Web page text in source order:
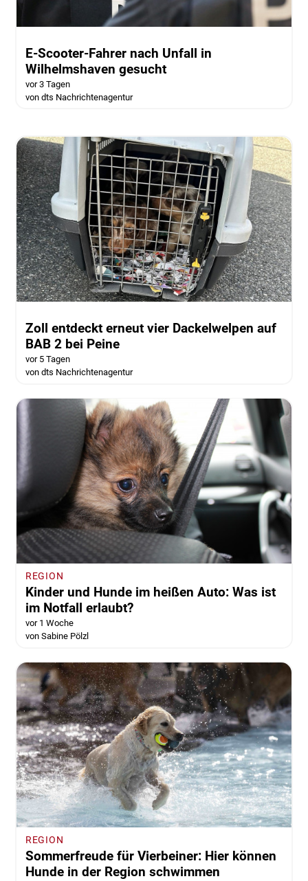
E-Scooter-Fahrer nach Unfall in
Wilhelmshaven gesucht
vor 3 Tagen
von dts Nachrichtenagentur
Zoll entdeckt erneut vier Dackelwelpen auf
BAB 2 bei Peine
vor 5 Tagen
von dts Nachrichtenagentur
REGION
Kinder und Hunde im heißen Auto: Was ist
im Notfall erlaubt?
vor 1 Woche
von Sabine Pölzl
REGION
Sommerfreude für Vierbeiner: Hier können
Hunde in der Region schwimmen